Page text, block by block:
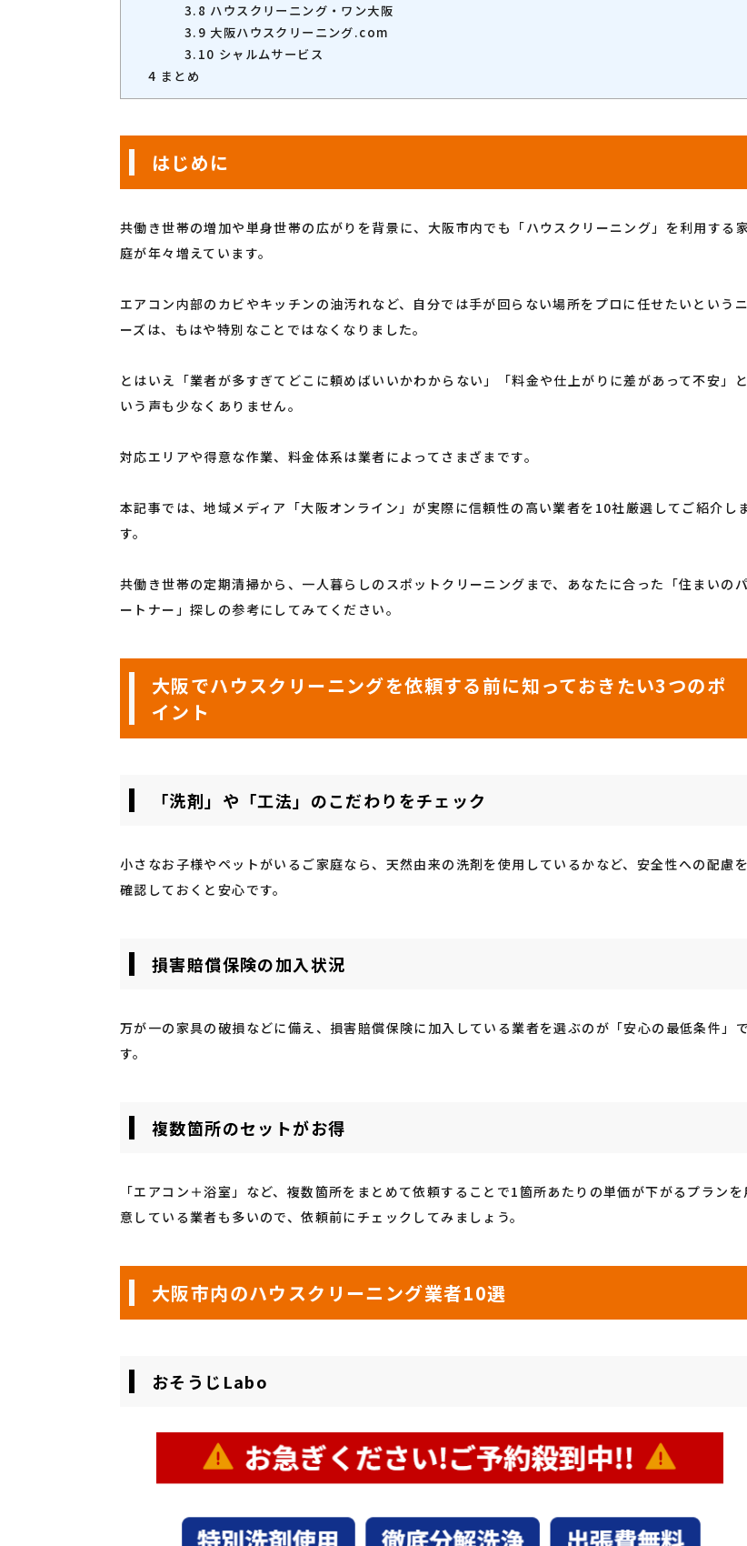
3.8 ハウスクリーニング・ワン大阪
3.9 大阪ハウスクリーニング.com
3.10 シャルムサービス
4 まとめ
はじめに
共働き世帯の増加や単身世帯の広がりを背景に、大阪市内でも「ハウスクリーニング」を利用する
庭が年々増えています。
エアコン内部のカビやキッチンの油汚れなど、自分では手が回らない場所をプロに任せたいというニ
ーズは、もはや特別なことではなくなりました。
とはいえ「業者が多すぎてどこに頼めばいいかわからない」「料金や仕上がりに差があって不安」と
いう声も少なくありません。
対応エリアや得意な作業、料金体系は業者によってさまざまです。
本記事では、地域メディア「大阪オンライン」が実際に信頼性の高い業者を10社厳選してご紹介し
す。
共働き世帯の定期清掃から、一人暮らしのスポットクリーニングまで、あなたに合った「住まいのパ
ートナー」探しの参考にしてみてください。
大阪でハウスクリーニングを依頼する前に知っておきたい3つのポ
イント
「洗剤」や「工法」のこだわりをチェック
小さなお子様やペットがいるご家庭なら、天然由来の洗剤を使用しているかなど、安全性への配慮を
確認しておくと安心です。
損害賠償保険の加入状況
万が一の家具の破損などに備え、損害賠償保険に加入している業者を選ぶのが「安心の最低条件」で
す。
複数箇所のセットがお得
「エアコン＋浴室」など、複数箇所をまとめて依頼することで1箇所あたりの単価が下がるプランを
意している業者も多いので、依頼前にチェックしてみましょう。
大阪市内のハウスクリーニング業者10選
おそうじLabo